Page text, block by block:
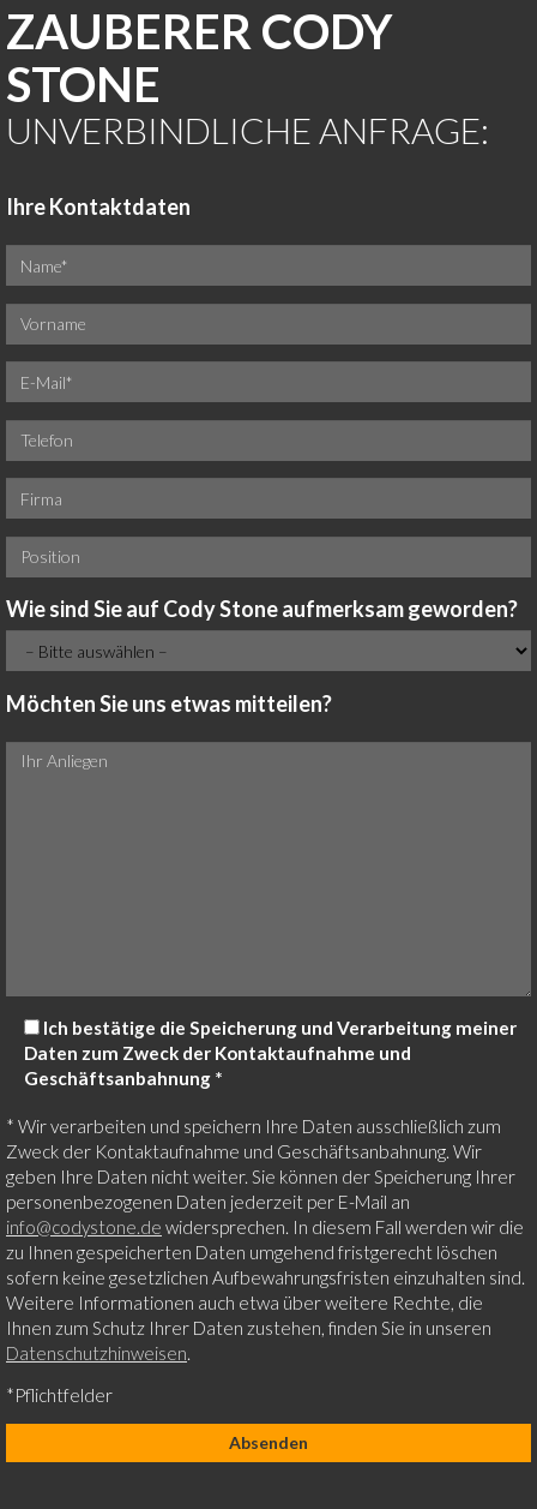
ZAUBERER CODY
STONE
UNVERBINDLICHE ANFRAGE:
Ihre Kontaktdaten
Wie sind Sie auf Cody Stone aufmerksam geworden?
Möchten Sie uns etwas mitteilen?
Ich bestätige die Speicherung und Verarbeitung meiner
Daten zum Zweck der Kontaktaufnahme und
Geschäftsanbahnung *
* Wir verarbeiten und speichern Ihre Daten ausschließlich zum
Zweck der Kontaktaufnahme und Geschäftsanbahnung. Wir
geben Ihre Daten nicht weiter. Sie können der Speicherung Ihrer
personenbezogenen Daten jederzeit per E-Mail an
info@codystone.de widersprechen. In diesem Fall werden wir die
zu Ihnen gespeicherten Daten umgehend fristgerecht löschen
sofern keine gesetzlichen Aufbewahrungsfristen einzuhalten sind.
Weitere Informationen auch etwa über weitere Rechte, die
Ihnen zum Schutz Ihrer Daten zustehen, finden Sie in unseren
Datenschutzhinweisen.
*Pflichtfelder